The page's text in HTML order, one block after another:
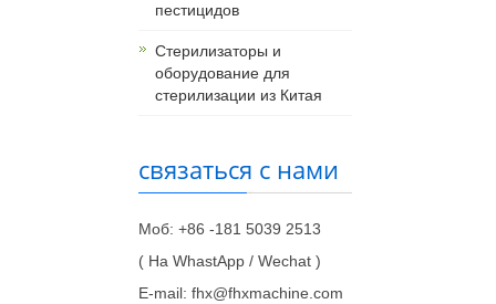
пестицидов
Стерилизаторы и
оборудование для
стерилизации из Китая
связаться с нами
Моб: +86 -181 5039 2513
( На WhastApp / Wechat )
E-mail: fhx@fhxmachine.com